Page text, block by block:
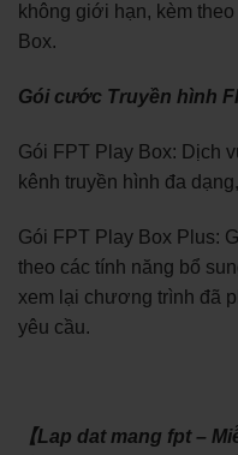
không giới hạn, kèm
Box.
Gói cước Truyền hình
Gói FPT Play Box: Dịch
kênh truyền hình đa
Gói FPT Play Box Plus:
theo các tính năng bổ
xem lại chương trình đã
yêu cầu.
【Lap dat mang fpt –